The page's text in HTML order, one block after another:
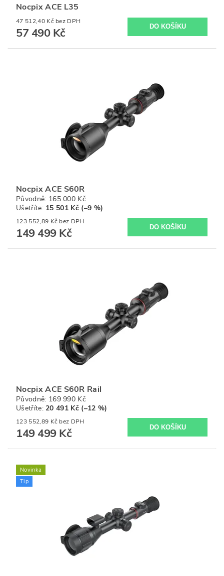
Nocpix ACE L35
47 512,40 Kč bez DPH
57 490 Kč
Nocpix ACE S60R
Původně: 165 000 Kč
Ušetříte: 15 501 Kč (–9 %)
123 552,89 Kč bez DPH
149 499 Kč
Nocpix ACE S60R Rail
Původně: 169 990 Kč
Ušetříte: 20 491 Kč (–12 %)
123 552,89 Kč bez DPH
149 499 Kč
Novinka
Tip